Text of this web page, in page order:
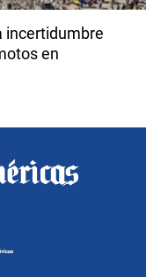
incertidumbre
en